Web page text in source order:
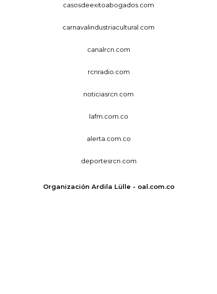
casosdeexitoabogados.com
carnavalindustriacultural.com
canalrcn.com
rcnradio.com
noticiasrcn.com
lafm.com.co
alerta.com.co
deportesrcn.com
Organización Ardila Lülle - oal.com.co